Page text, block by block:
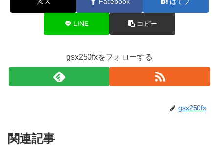
LINE コピー
gsx250fxをフォローする
gsx250fx
関連記事